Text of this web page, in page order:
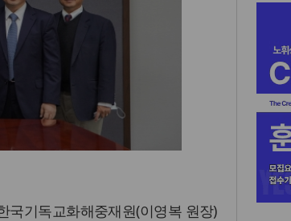
국기독교화해중재원(이영복 원장)